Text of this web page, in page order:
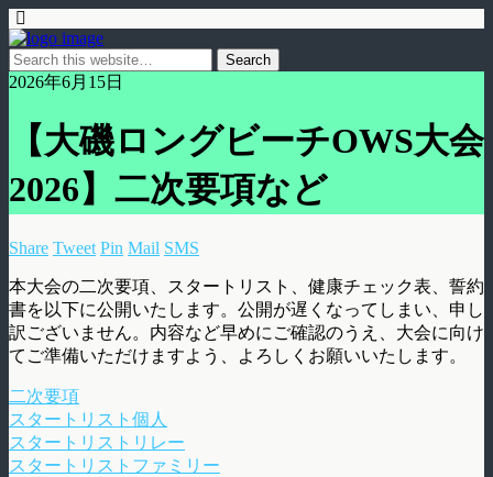
2026年6月15日
【大磯ロングビーチOWS大会
2026】二次要項など
Share Tweet Pin Mail SMS
本大会の二次要項、スタートリスト、健康チェック表、誓約
書を以下に公開いたします。公開が遅くなってしまい、申し
訳ございません。内容など早めにご確認のうえ、大会に向け
てご準備いただけますよう、よろしくお願いいたします。
二次要項
スタートリスト個人
スタートリストリレー
スタートリストファミリー